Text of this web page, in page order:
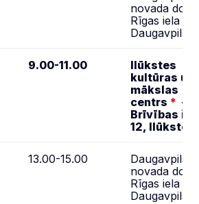
novada
Rīgas iela 2,
Daugavpils
9.00-11.00
Ilūkstes
kultūras un
mākslas
centrs * –
Brīvības
12, Ilūkste
13.00-15.00
Daugavpils
novada
Rīgas iela 2,
Daugavpils